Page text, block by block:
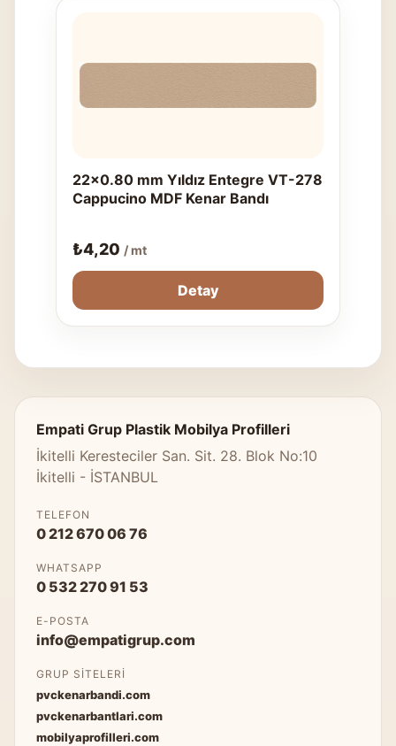
22x0.80 mm Yıldız Entegre VT-278
Cappucino MDF Kenar Bandı
₺4,20 / mt
Detay
Empati Grup Plastik Mobilya Profilleri
İkitelli Keresteciler San. Sit. 28. Blok No:10
İkitelli - İSTANBUL
TELEFON
0 212 670 06 76
WHATSAPP
0 532 270 91 53
E-POSTA
info@empatigrup.com
GRUP SITELERI
pvckenarbandi.com
pvckenarbantlari.com
mobilyaprofilleri.com